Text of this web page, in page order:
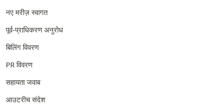
नए मरीज़ स्वागत
पूर्व-प्राधिकरण अनुरोध
बिलिंग विवरण
PR विवरण
सहायता जवाब
आउटरीच संदेश